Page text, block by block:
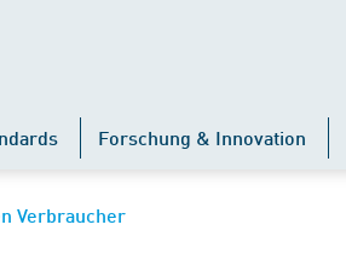
Forschung & Innovation
Verbraucher